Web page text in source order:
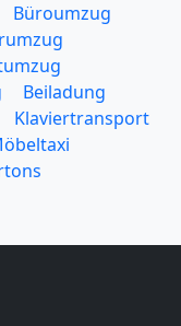
Büroumzug
Beiladung
Klaviertransport